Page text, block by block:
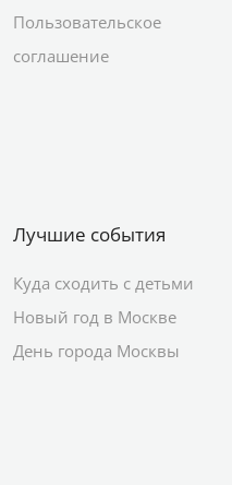
Пользовательское
соглашение
Лучшие события
Куда сходить с детьми
Новый год в Москве
День города Москвы